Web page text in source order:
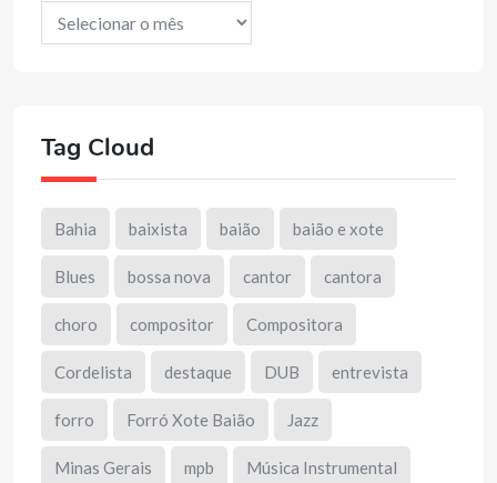
Arquivos
Tag Cloud
Bahia baixista baião baião e xote
Blues bossa nova cantor cantora
choro compositor Compositora
Cordelista destaque DUB entrevista
forro Forró Xote Baião Jazz
Minas Gerais mpb Música Instrumental